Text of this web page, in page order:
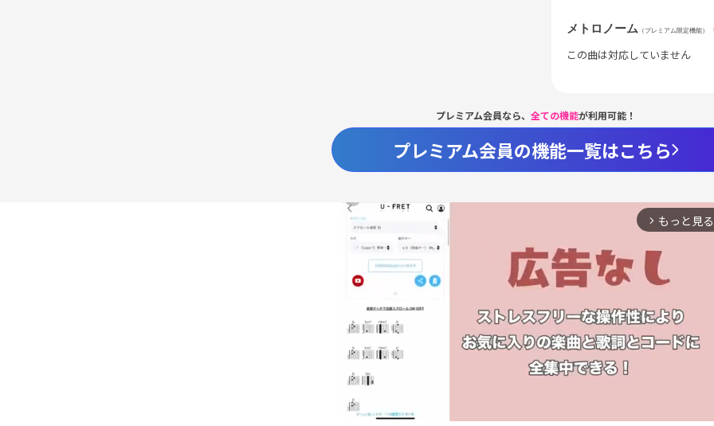
メトロノーム （プレミアム限定機能）
この曲は対応していません
プレミアム会員なら、 全ての機能が利用可能！
プレミアム会員の機能一覧はこちら
arrow_forward_ios もっと見る